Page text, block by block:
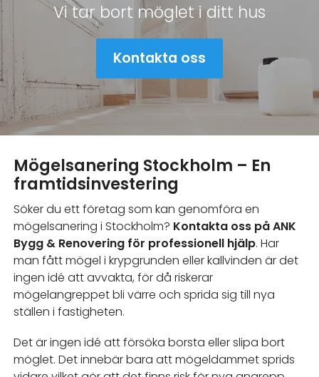
Vi tar bort möglet i ditt hus
Kontakta oss
Mögelsanering Stockholm – En
framtidsinvestering
Söker du ett företag som kan genomföra en
mögelsanering i Stockholm? Kontakta oss på ANK
Bygg & Renovering för professionell hjälp. Har
man fått mögel i krypgrunden eller kallvinden är det
ingen idé att avvakta, för då riskerar
mögelangreppet bli värre och sprida sig till nya
ställen i fastigheten.
Det är ingen idé att försöka borsta eller slipa bort
möglet. Det innebär bara att mögeldammet sprids